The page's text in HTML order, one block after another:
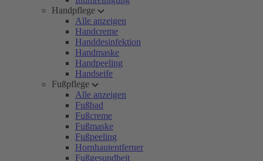
Handpflege
Alle anzeigen
Handcreme
Handdesinfektion
Handmaske
Handpeeling
Handseife
Fußpflege
Alle anzeigen
Fußbad
Fußcreme
Fußmaske
Fußpeeling
Hornhautentferner
Fußgesundheit